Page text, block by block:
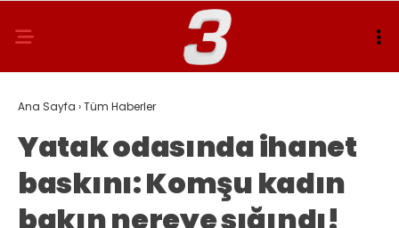
Ana Sayfa ›Tüm Haberler
Yatak odasında ihanet
baskını: Komşu kadın
bakın nereye sığındı!